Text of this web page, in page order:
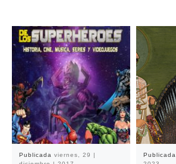
Publicada viernes, 29 |
Publicada